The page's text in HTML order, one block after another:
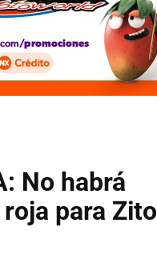
No habrá
para Zito